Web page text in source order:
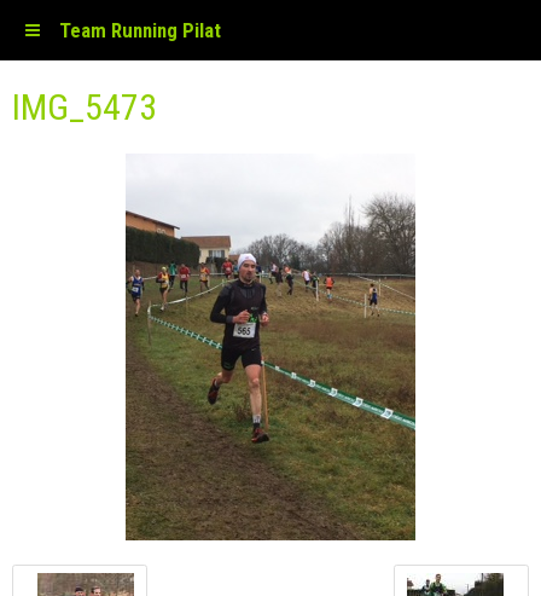
Team Running Pilat
IMG_5473